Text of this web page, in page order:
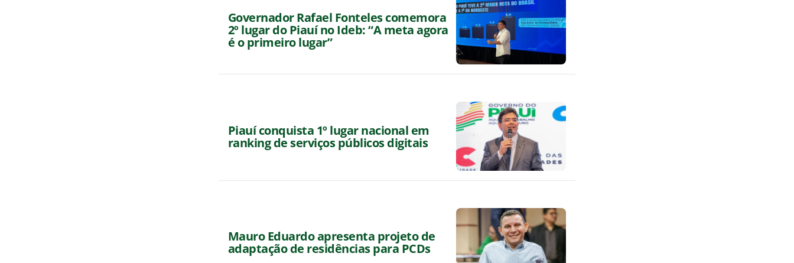
Governador Rafael Fonteles comemora
2º lugar do Piauí no Ideb: “A meta agora
é o primeiro lugar”
Piauí conquista 1º lugar nacional em
ranking de serviços públicos digitais
Mauro Eduardo apresenta projeto de
adaptação de residências para PCDs